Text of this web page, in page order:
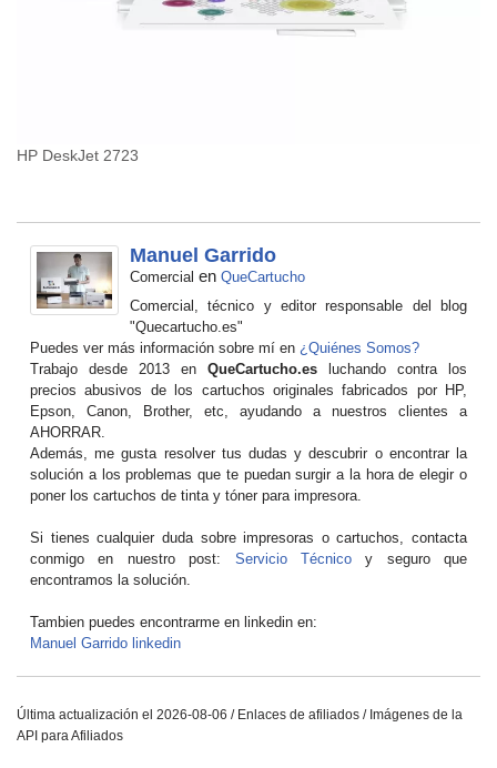
HP DeskJet 2723
Manuel Garrido
Comercial en QueCartucho
Comercial, técnico y editor responsable del blog
"Quecartucho.es"
Puedes ver más información sobre mí en ¿Quiénes Somos?
Trabajo desde 2013 en QueCartucho.es
luchando contra los
precios abusivos de los cartuchos originales fabricados por HP,
Epson, Canon, Brother, etc, ayudando a nuestros clientes a
AHORRAR.
Además, me gusta resolver tus dudas y descubrir o encontrar la
solución a los problemas que te puedan surgir a la hora de elegir o
poner los cartuchos de tinta y tóner para impresora.
Si tienes cualquier duda sobre impresoras o cartuchos, contacta
conmigo en nuestro post: Servicio Técnicoy seguro que
encontramos la solución.
Tambien puedes encontrarme en linkedin en:
Manuel Garrido linkedin
Última actualización el 2026-08-06 / Enlaces de afiliados / Imágenes de la
API para Afiliados